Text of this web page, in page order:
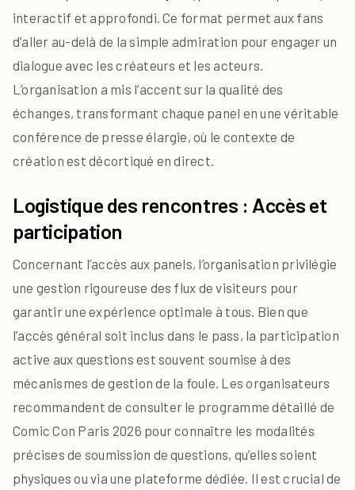
interactif et approfondi. Ce format permet aux fans
d’aller au-delà de la simple admiration pour engager un
dialogue avec les créateurs et les acteurs.
L’organisation a mis l’accent sur la qualité des
échanges, transformant chaque panel en une véritable
conférence de presse élargie, où le contexte de
création est décortiqué en direct.
Logistique des rencontres : Accès et
participation
Concernant l’accès aux panels, l’organisation privilégie
une gestion rigoureuse des flux de visiteurs pour
garantir une expérience optimale à tous. Bien que
l’accès général soit inclus dans le pass, la participation
active aux questions est souvent soumise à des
mécanismes de gestion de la foule. Les organisateurs
recommandent de consulter le programme détaillé de
Comic Con Paris 2026 pour connaître les modalités
précises de soumission de questions, qu’elles soient
physiques ou via une plateforme dédiée. Il est crucial de